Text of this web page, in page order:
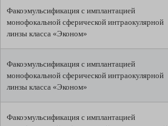
Факоэмульсификация с имплантацией
монофокальной сферической интраокулярной
линзы класса «Эконом»
Факоэмульсификация с имплантацией
монофокальной сферической интраокулярной
линзы класса «Эконом»
Факоэмульсификация с имплантацией